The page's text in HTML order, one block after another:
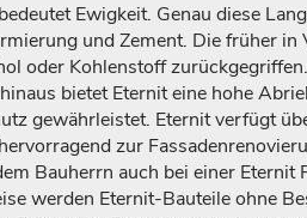
Ewigkeit. Genau diese
und Zement. Die früher
oder Kohlenstoff
bietet Eternit eine hohe
gewährleistet. Eternit verfügt
zur
Bauherrn auch bei einer
werden Eternit-Bauteile ohne